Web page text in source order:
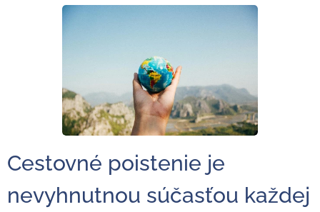
Cestovné poistenie je
nevyhnutnou súčasťou každej